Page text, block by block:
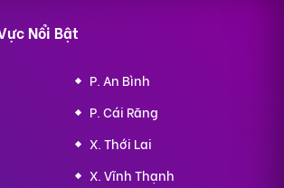
Nổi Bật
P. An Bình
P. Cái Răng
X. Thới Lai
X. Vĩnh Thạnh